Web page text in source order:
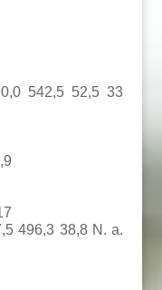
542,5 52,5 33
496,3 38,8 N. a.